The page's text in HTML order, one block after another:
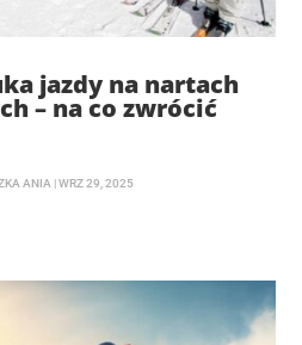
jazdy na nartach
– na co zwrócić
ANIA |WRZ 29, 2025